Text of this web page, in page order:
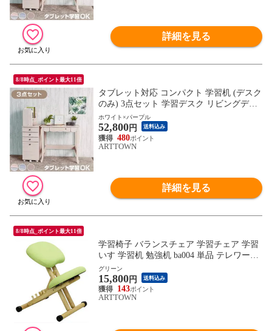
詳細を見る
8/8時点_ポイント最大11倍
タブレット対応 コンパクト 学習机 (デスク
のみ) 3点セット 学習デスク リビングデス
ク 勉強机 勉強デスク おしゃれ 可愛いデザ
イン 猫脚 子供部屋 プリンセス / ホワイト×
パープル / -ART
ホワイト×パープル
52,800円 送料込み
480
ARTTOWN
詳細を見る
8/8時点_ポイント最大11倍
学習椅子 バランスチェア 学習チェア 学習
いす 学習机 勉強机 ba004 単品 テレワーク
チェア / グリーン / -ART
グリーン
15,800円 送料込み
143
ARTTOWN